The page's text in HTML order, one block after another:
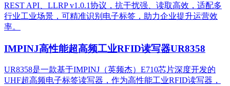
REST API、LLRP v1.0.1协议，抗干扰强、读取高效，适配多
行业工业场景，可精准识别电子标签，助力企业提升运营效
率。
IMPINJ高性能超高频工业RFID读写器UR8358
UR8358是一款基于IMPINJ（英频杰）E710芯片深度开发的
UHF超高频电子标签读写器，作为高性能工业RFID读写器，